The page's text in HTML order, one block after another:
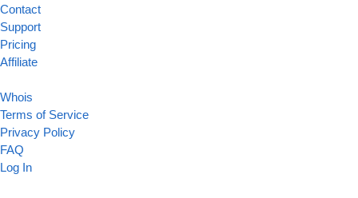
Contact
Support
Pricing
Affiliate
Whois
Terms of Service
Privacy Policy
FAQ
Log In